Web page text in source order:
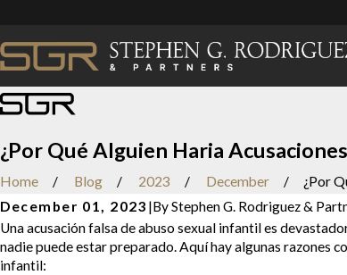
¿Por Qué Alguien Haria
Home Blog 2023 December
¿Por
December 01, 2023 |ByStephen G. Rodriguez &
Una acusación falsa de abuso sexual infantil es
nadie puede estar preparado. Aquí hay algunas razones
infantil: